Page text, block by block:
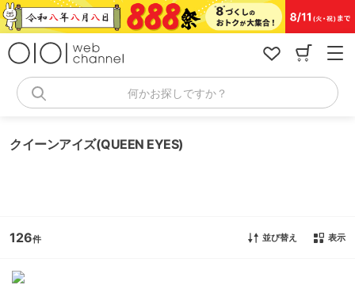
コ
ン
何かお探しですか？
クイーンアイズ(QUEEN EYES)
126 並び替え 表示